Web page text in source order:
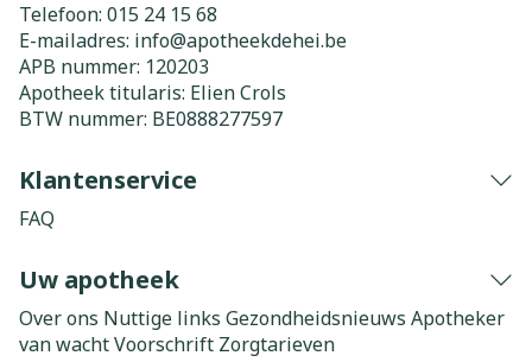
Telefoon: 015 24 15 68
E-mailadres: info@apotheekdehei.be
APB nummer: 120203
Apotheek titularis: Elien Crols
BTW nummer: BE0888277597
Klantenservice
FAQ
Uw apotheek
Over ons Nuttige links Gezondheidsnieuws Apotheker
van wachtVoorschrift Zorgtarieven